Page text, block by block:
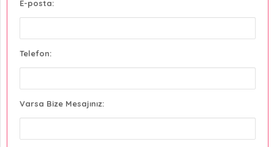
E-posta:
Telefon:
Varsa Bize Mesajınız: